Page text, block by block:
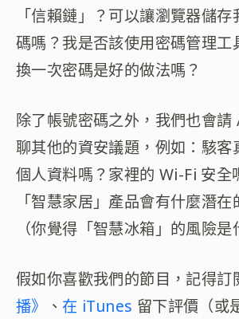
「信賴鏈」？可以讓瀏覽器儲
碼嗎？我是否該使用密碼管理工
換一次密碼是好的做法嗎？
除了帳號密碼之外，我們也會
聊其他的資安議題，例如：駭客
個人資料嗎？家裡的 Wi-Fi 安全
「智慧家居」產品會有什麼潛在
（你覺得「智慧冰箱」的風險是
假如你喜歡我們的節目，記得訂
播》
、在 iTunes 留下評價（或